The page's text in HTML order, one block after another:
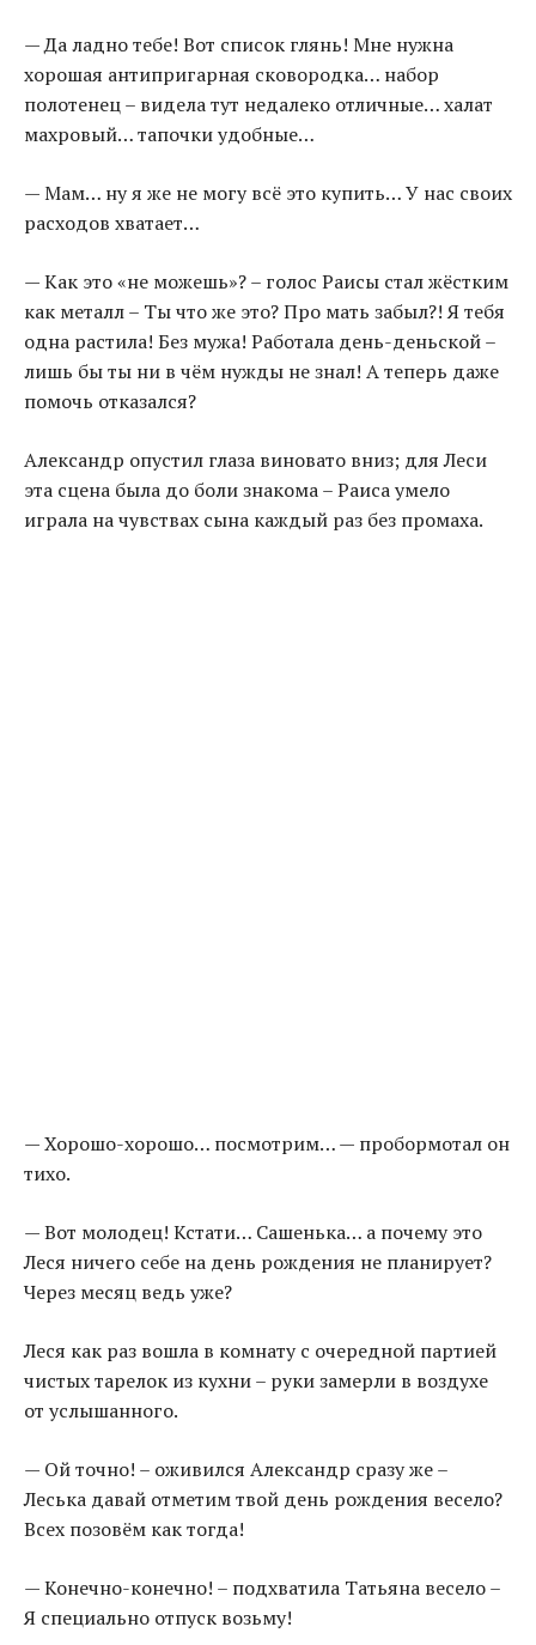
— Да ладно тебе! Вот список глянь! Мне нужна
хорошая антипригарная сковородка… набор
полотенец – видела тут недалеко отличные… халат
махровый… тапочки удобные…
— Мам… ну я же не могу всё это купить… У нас своих
расходов хватает…
— Как это «не можешь»? – голос Раисы стал жёстким
как металл – Ты что же это? Про мать забыл?! Я тебя
одна растила! Без мужа! Работала день-деньской –
лишь бы ты ни в чём нужды не знал! А теперь даже
помочь отказался?
Александр опустил глаза виновато вниз; для Леси
эта сцена была до боли знакома – Раиса умело
играла на чувствах сына каждый раз без промаха.
— Хорошо-хорошо… посмотрим… — пробормотал он
тихо.
— Вот молодец! Кстати… Сашенька… а почему это
Леся ничего себе на день рождения не планирует?
Через месяц ведь уже?
Леся как раз вошла в комнату с очередной партией
чистых тарелок из кухни – руки замерли в воздухе
от услышанного.
— Ой точно! – оживился Александр сразу же –
Леська давай отметим твой день рождения весело?
Всех позовём как тогда!
— Конечно-конечно! – подхватила Татьяна весело –
Я специально отпуск возьму!